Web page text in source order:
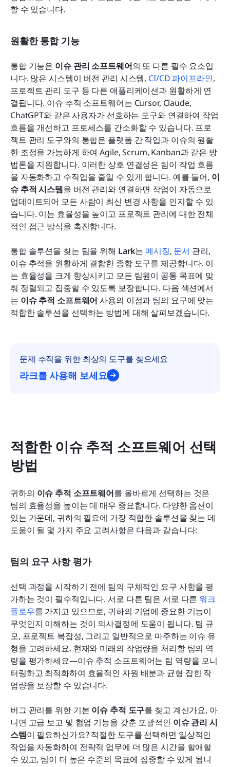
할 수 있습니다.
원활한 통합 기능
통합 기능은 이슈 관리 소프트웨어의 또 다른 필수 요소입
니다. 많은 시스템이 버전 관리 시스템, CI/CD 파이프라인,
프로젝트 관리 도구 등 다른 애플리케이션과 원활하게 연
결됩니다. 이슈 추적 소프트웨어는 Cursor, Claude,
ChatGPT와 같은 사용자가 선호하는 도구와 연결하여 작업
흐름을 개선하고 프로세스를 간소화할 수 있습니다. 프로
젝트 관리 도구와의 통합은 플랫폼 간 작업과 이슈의 원활
한 조정을 가능하게 하여 Agile, Scrum, Kanban과 같은 방
법론을 지원합니다. 이러한 상호 연결성은 팀이 작업 흐름
을 자동화하고 수작업을 줄일 수 있게 합니다. 예를 들어, 이
슈 추적 시스템을 버전 관리와 연결하면 작업이 자동으로
업데이트되어 모든 사람이 최신 변경 사항을 인지할 수 있
습니다. 이는 효율성을 높이고 프로젝트 관리에 대한 전체
적인 접근 방식을 촉진합니다.
통합 솔루션을 찾는 팀을 위해 Lark는 메시징, 문서 관리,
이슈 추적을 원활하게 결합한 종합 도구를 제공합니다. 이
는 효율성을 크게 향상시키고 모든 팀원이 공통 목표에 맞
춰 정렬되고 집중할 수 있도록 보장합니다. 다음 섹션에서
는 이슈 추적 소프트웨어 사용의 이점과 팀의 요구에 맞는
적합한 솔루션을 선택하는 방법에 대해 살펴보겠습니다.
문제 추적을 위한 최상의 도구를 찾으세요
라크를 사용해 보세요
적합한 이슈 추적 소프트웨어 선택
방법
귀하의 이슈 추적 소프트웨어를 올바르게 선택하는 것은
팀의 효율성을 높이는 데 매우 중요합니다. 다양한 옵션이
있는 가운데, 귀하의 필요에 가장 적합한 솔루션을 찾는 데
도움이 될 몇 가지 주요 고려사항은 다음과 같습니다:
팀의 요구 사항 평가
선택 과정을 시작하기 전에 팀의 구체적인 요구 사항을 평
가하는 것이 필수적입니다. 서로 다른 팀은 서로 다른 워크
플로우를 가지고 있으므로, 귀하의 기업에 중요한 기능이
무엇인지 이해하는 것이 의사결정에 도움이 됩니다. 팀 규
모, 프로젝트 복잡성, 그리고 일반적으로 마주하는 이슈 유
형을 고려하세요. 현재와 미래의 작업량을 처리할 팀의 역
량을 평가하세요—이슈 추적 소프트웨어는 팀 역량을 모니
터링하고 최적화하여 효율적인 자원 배분과 균형 잡힌 작
업량을 보장할 수 있습니다.
버그 관리를 위한 기본 이슈 추적 도구를 찾고 계신가요, 아
니면 고급 보고 및 협업 기능을 갖춘 포괄적인 이슈 관리 시
스템이 필요하신가요? 적절한 도구를 선택하면 일상적인
작업을 자동화하여 전략적 업무에 더 많은 시간을 할애할
수 있고, 팀이 더 높은 수준의 목표에 집중할 수 있게 됩니